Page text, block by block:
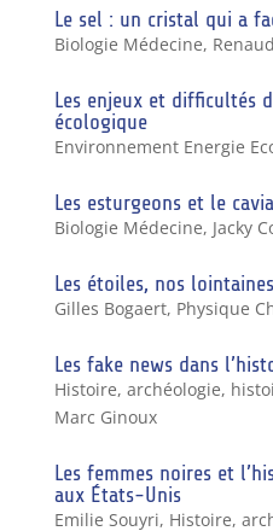
Le sel : un cristal qui a
Biologie Médecine,
Les enjeux et difficultés
écologique
Environnement Energie
Les esturgeons et le
Biologie Médecine, Jacky
Les étoiles, nos
Gilles Bogaert, Physique
Les fake news dans
Histoire, archéologie,
Marc Ginoux
Les femmes noires et
aux États-Unis
Emilie Souyri, Histoire,